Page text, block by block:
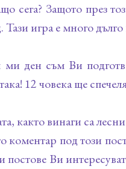
сега? Защото
игра е много
ден съм Ви
12 човека ще
както винаги са
под този
постове Ви